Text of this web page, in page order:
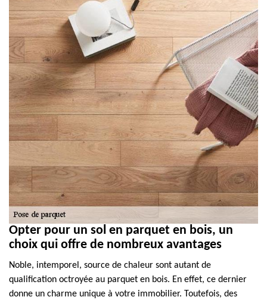
Opter pour un sol en parquet en bois, un
choix qui offre de nombreux avantages
Noble, intemporel, source de chaleur sont autant de
qualification octroyée au parquet en bois. En effet, ce dernier
donne un charme unique à votre immobilier. Toutefois, des